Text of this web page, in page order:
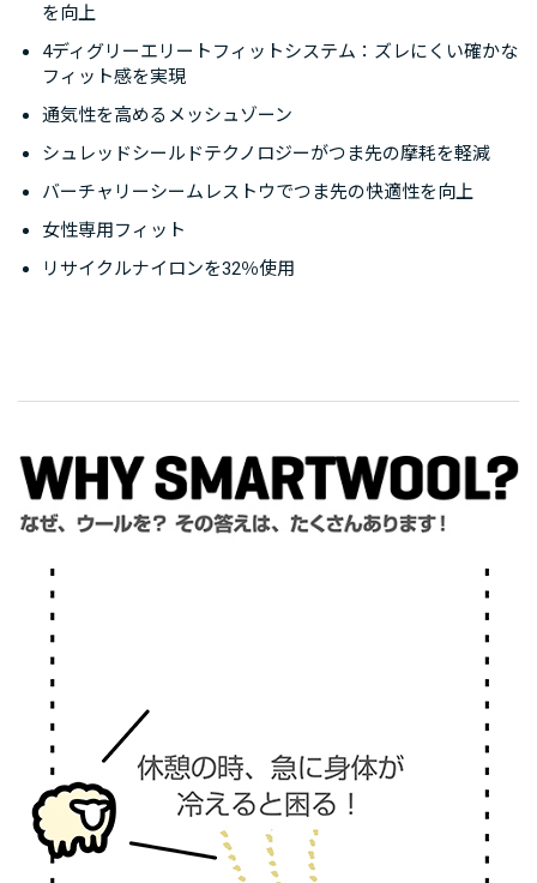
を向上
4ディグリーエリートフィットシステム：ズレにくい確かな
フィット感を実現
通気性を高めるメッシュゾーン
シュレッドシールドテクノロジーがつま先の摩耗を軽減
バーチャリーシームレストウでつま先の快適性を向上
女性専用フィット
リサイクルナイロンを32％使用